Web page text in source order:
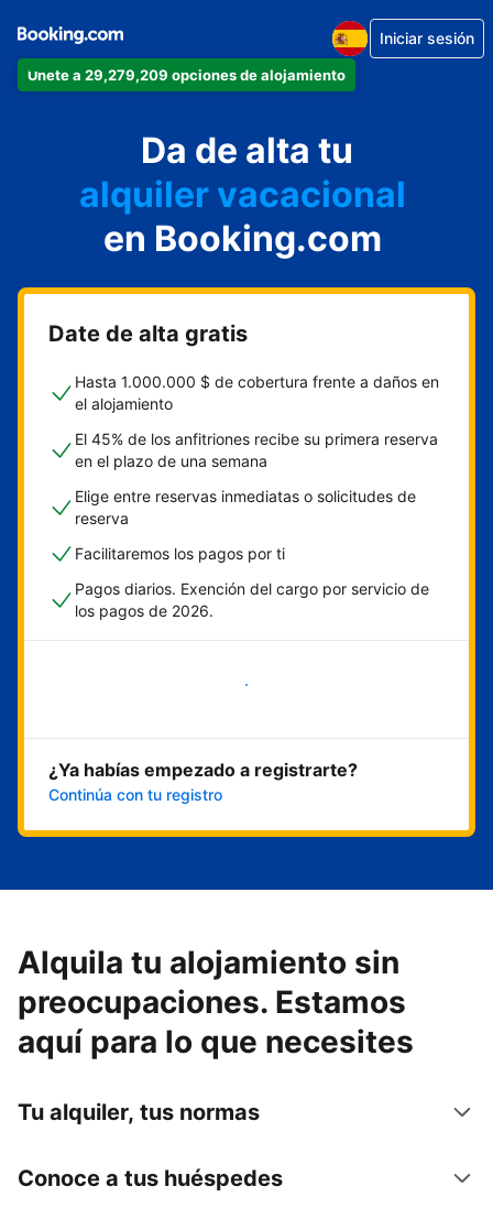
Únete a 29,279,209 opciones de alojamiento
Iniciar sesión
Da de alta tu
apartamento
hotel
alquiler vacacional
hostal o pensión
casa rural
en Booking.com
Date de alta gratis
Hasta 1.000.000 $ de cobertura frente a daños en
el alojamiento
El 45% de los anfitriones recibe su primera reserva
en el plazo de una semana
Elige entre reservas inmediatas o solicitudes de
reserva
Facilitaremos los pagos por ti
Pagos diarios. Exención del cargo por servicio de
los pagos de 2026.
Empieza ahora
¿Ya habías empezado a registrarte?
Continúa con tu registro
Alquila tu alojamiento sin
preocupaciones. Estamos
aquí para lo que necesites
Tu alquiler, tus normas
Conoce a tus huéspedes